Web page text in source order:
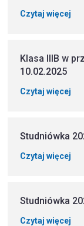
Czytaj więcej
Klasa IIIB w
10.02.2025
Czytaj więcej
Studniówka
Czytaj więcej
Studniówka
Czytaj więcej